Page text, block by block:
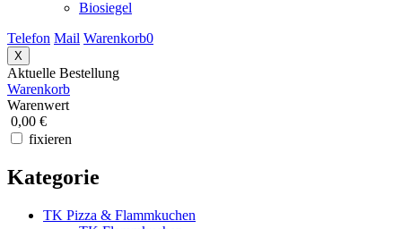
Biosiegel
Telefon Mail Warenkorb0
X
Aktuelle Bestellung
Warenkorb
Warenwert
0,00 €
fixieren
Kategorie
TK Pizza & Flammkuchen